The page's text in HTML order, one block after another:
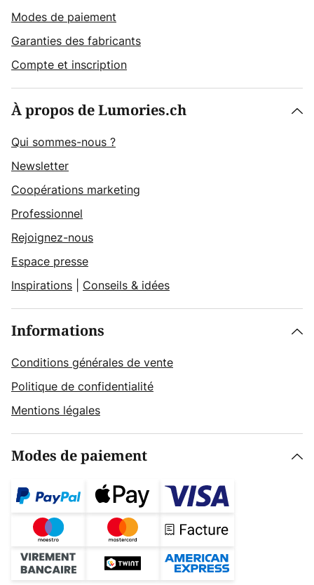
Modes de paiement
Garanties des fabricants
Compte et inscription
À propos de Lumories.ch
Qui sommes-nous ?
Newsletter
Coopérations marketing
Professionnel
Rejoignez-nous
Espace presse
Inspirations
Conseils & idées
Informations
Conditions générales de vente
Politique de confidentialité
Mentions légales
Modes de paiement